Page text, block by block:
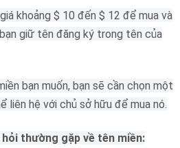
khoảng $ 10 đến $ 12 để mua và
giữ tên đăng ký trong tên của
bạn muốn, bạn sẽ cần chọn một
liên hệ với chủ sở hữu để mua nó.
thường gặp về tên miền: